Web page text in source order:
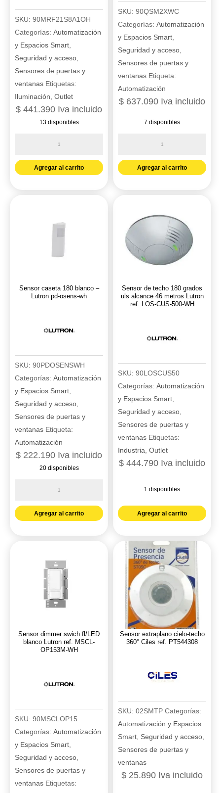
SKU: 90MRF21S8A1OH
Categorías: Automatización
y Espacios Smart
Seguridad y acceso
Sensores de puertas y
ventanas Etiquetas:
Iluminación Outlet
$ 441.390 Iva incluido
13 disponibles
rf
Agregar al carrito
SKU: 90QSM2XWC
Categorías: Automatización
y Espacios Smart
Seguridad y acceso
Sensores de puertas y
ventanas Etiqueta:
Automatización
$ 637.090 Iva incluido
7 disponibles
sensor
QSM2-
xw-
Agregar al carrito
Sensor caseta 180 blanco –
Lutron pd-osens-wh
SKU: 90PDOSENSWH
Categorías: Automatización
y Espacios Smart,
Seguridad y acceso,
Sensores de puertas y
ventanas Etiqueta:
Automatización
$ 222.190 Iva incluido
20 disponibles
180
Agregar al carrito
Sensor de techo 180 grados
uls alcance 46 metros Lutron
ref. LOS-CUS-500-WH
SKU: 90LOSCUS50
Categorías: Automatización
y Espacios Smart,
Seguridad y acceso,
Sensores de puertas y
ventanas Etiquetas:
Industria, Outlet
$ 444.790 Iva incluido
1 disponibles
Sensor
de
180
grados
uls
alcance
Lutron
ref.
500-
cantidad
Agregar al carrito
Sensor dimmer swich fl/LED
blanco Lutron ref. MSCL-
OP153M-WH
SKU: 90MSCLOP15
Categorías: Automatización
y Espacios Smart,
Seguridad y acceso,
Sensores de puertas y
ventanas Etiquetas:
Sensor extraplano cielo-techo
360° Ciles ref. PT544308
SKU: 02SMTP Categorías:
Automatización y Espacios
Smart, Seguridad y acceso,
Sensores de puertas y
ventanas
$ 25.890 Iva incluido